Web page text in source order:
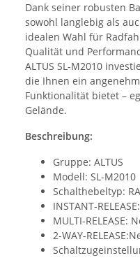
Dank seiner robusten
sowohl langlebig als
idealen Wahl für
Qualität und
ALTUS SL-M2010
die Ihnen ein
Funktionalität bietet –
Gelände.
Beschreibung:
Gruppe: ALTUS
Modell: SL-M2010
Schalthebeltyp:
INSTANT-
MULTI-RELEASE:
2-WAY-